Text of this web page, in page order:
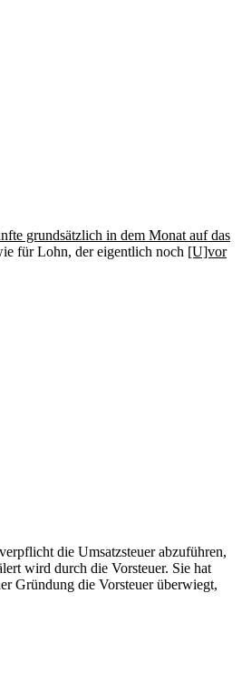
grundsätzlich in dem Monat auf das
für Lohn, der eigentlich noch [U]vor
die Umsatzsteuer abzuführen,
wird durch die Vorsteuer. Sie hat
Gründung die Vorsteuer überwiegt,